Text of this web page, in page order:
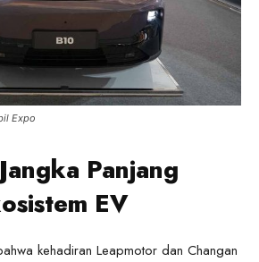
Expo
Panjang
EV
kehadiran Leapmotor dan Changan